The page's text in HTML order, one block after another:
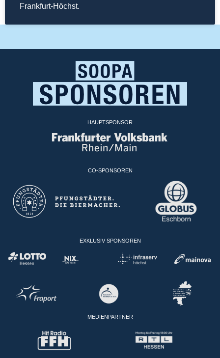
Frankfurt-Höchst.
HAUPTSPONSOR
CO-SPONSOREN
EXKLUSIV SPONSOREN
MEDIENPARTNER